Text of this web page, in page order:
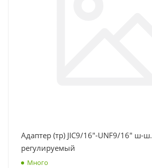
Адаптер (тр) JIC9/16"-UNF9/16" ш-
регулируемый
Много